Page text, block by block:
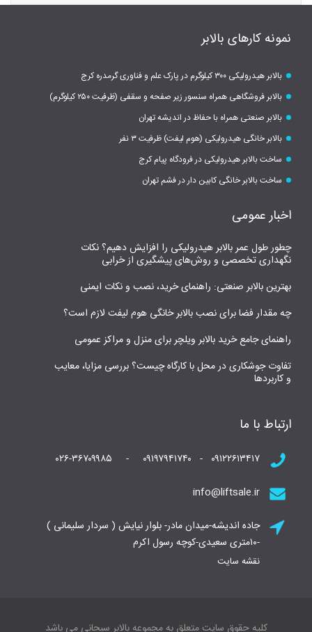
نمونه کارهای بالابر
بالابر هیدرولیکی ۳۰۰ کیلوگرم در پارک علم و فناوری گرمدره کرج
بالابر فروشگاهی همراه سنسور زیر صفحه و سقفی (ظرفیت ۲۵۰ کیلوگرم)
بالابر صنعتی همراه با حفاظ در اندیشه تهران
بالابر خانگی هیدرولیکی (هوم لیفت) ظرفیت ۳ نفر
ساخت بالابر هیدرولیکی در فرودگاه پیام کرج
ساخت بالابر خانگی کابین دار در فشم تهران
اخبار عمومی
چطور طول عمر بالابر هیدرولیکی را افزایش دهیم؟ نکات
نگهداری تخصصی و روش‌های پیشگیری از خرابی
بهترین بالابر صنعتی: راهنمای خرید، نصب و نکات ایمنی
چه مقدار فضا برای نصب بالابر خانگی هوم لیفت لازم است؟
راهنمای جامع خرید بالابر ویلچر برای منزل و مراکز عمومی
تفاوت جوشکاری در محل با کارگاه چیست؟ بررسی مزایا، معایب
و کاربردها
ارتباط با ما
۰۹۱۲۲۶۱۳۴۱۷ - ۰۹۱۹۷۹۴۱۷۴۰ - ۰۲۶-۳۶۷۰۹۹۸۵
info@liftsale.ir
جاده اندیشه-میدان مادر- بلوار نیایش ( سردار سلیمانی )
-۱۰متری سعیدی-کوچه رسول اکرم
نقشه سایت
کلیه حقوق سایت متعلق به مجموعه بالابر سبحانی می باشد